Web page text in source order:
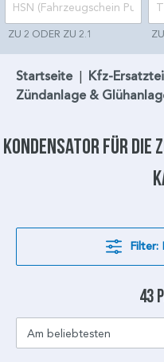
ZU 2 ODER ZU 2.1
Startseite | Kfz-
Zündanlage &
Kondensator für die
Filter:
43